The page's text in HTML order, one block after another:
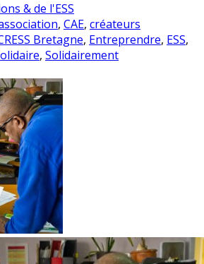
& de l'ESS
, CAE, créateurs
Bretagne, Entreprendre, ESS,
, Solidairement